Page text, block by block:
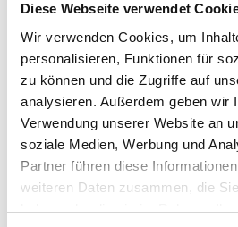
Diese Webseite verwendet
Wir verwenden Cookies, um
personalisieren, Funktionen für
zu können und die Zugriffe auf
analysieren. Außerdem geben wir
Verwendung unserer Website an
soziale Medien, Werbung und
Partner führen diese
weiteren Daten zusammen, die
haben oder die sie im Rahmen
IST
Keine Sorge, wir pinseln
werden das Problem so schnell
Erkunden Sie in der
und lassen Sie sich
ZURÜCK ZUM